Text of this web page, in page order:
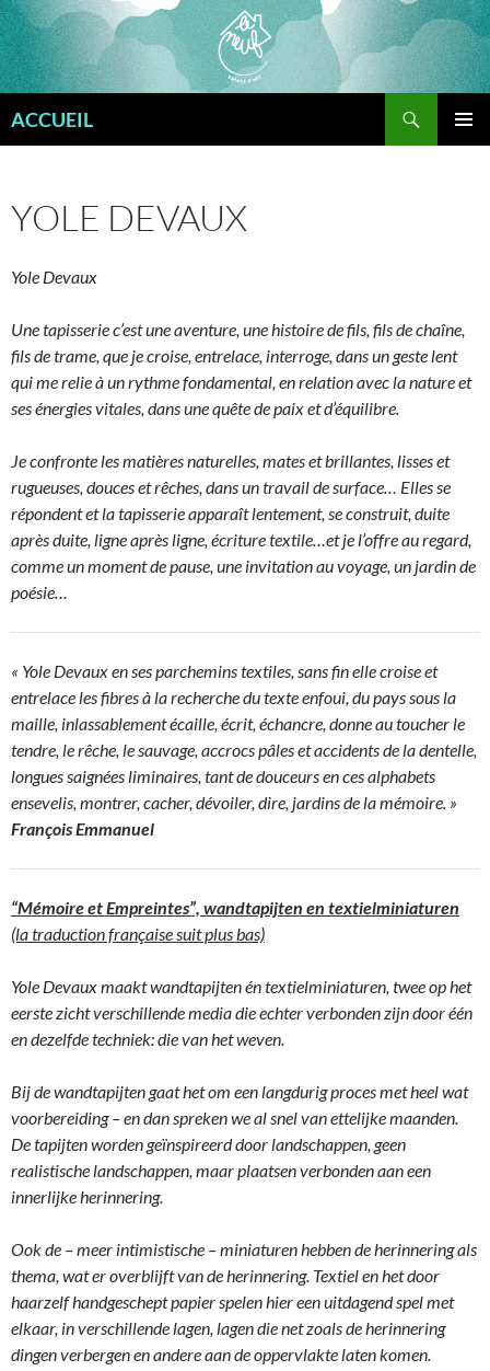
Aller
au
contenu
ACCUEIL
YOLE DEVAUX
Yole Devaux
Une tapisserie c’est une aventure, une histoire de fils, fils de chaîne,
fils de trame, que je croise, entrelace, interroge, dans un geste lent
qui me relie à un rythme fondamental, en relation avec la nature et
ses énergies vitales, dans une quête de paix et d’équilibre.
Je confronte les matières naturelles, mates et brillantes, lisses et
rugueuses, douces et rêches, dans un travail de surface… Elles se
répondent et la tapisserie apparaît lentement, se construit, duite
après duite, ligne après ligne, écriture textile…et je l’offre au regard,
comme un moment de pause, une invitation au voyage, un jardin de
poésie…
« Yole Devaux en ses parchemins textiles, sans fin elle croise et
entrelace les fibres à la recherche du texte enfoui, du pays sous la
maille, inlassablement écaille, écrit, échancre, donne au toucher le
tendre, le rêche, le sauvage, accrocs pâles et accidents de la dentelle,
longues saignées liminaires, tant de douceurs en ces alphabets
ensevelis, montrer, cacher, dévoiler, dire, jardins de la mémoire. »
François Emmanuel
“Mémoire et Empreintes”, wandtapijten en textielminiaturen
(la traduction française suit plus bas)
Yole Devaux maakt wandtapijten én textielminiaturen, twee op het
eerste zicht verschillende media die echter verbonden zijn door één
en dezelfde techniek: die van het weven.
Bij de wandtapijten gaat het om een langdurig proces met heel wat
voorbereiding – en dan spreken we al snel van ettelijke maanden.
De tapijten worden geïnspireerd door landschappen, geen
realistische landschappen, maar plaatsen verbonden aan een
innerlijke herinnering.
Ook de – meer intimistische – miniaturen hebben de herinnering als
thema, wat er overblijft van de herinnering. Textiel en het door
haarzelf handgeschept papier spelen hier een uitdagend spel met
elkaar, in verschillende lagen, lagen die net zoals de herinnering
dingen verbergen en andere aan de oppervlakte laten komen.